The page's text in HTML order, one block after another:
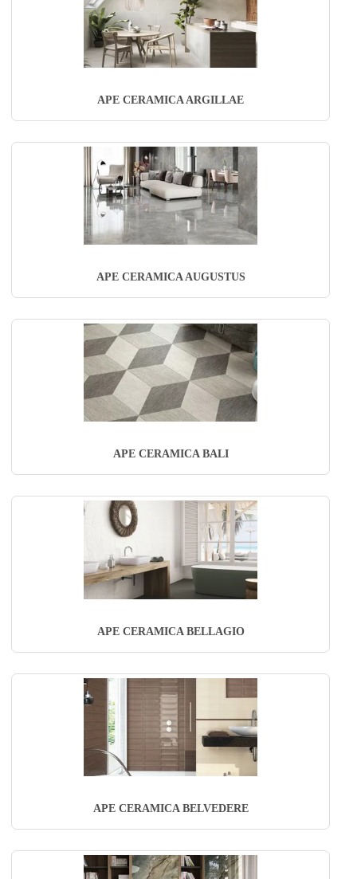
APE CERAMICA ARGILLAE
APE CERAMICA AUGUSTUS
APE CERAMICA BALI
APE CERAMICA BELLAGIO
APE CERAMICA BELVEDERE